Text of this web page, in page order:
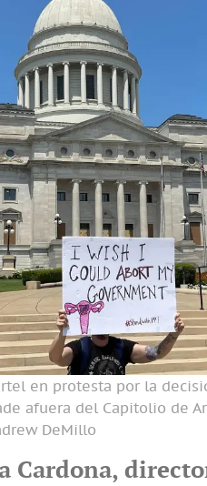
en protesta por la
afuera del Capitolio de
DeMillo
Cardona,